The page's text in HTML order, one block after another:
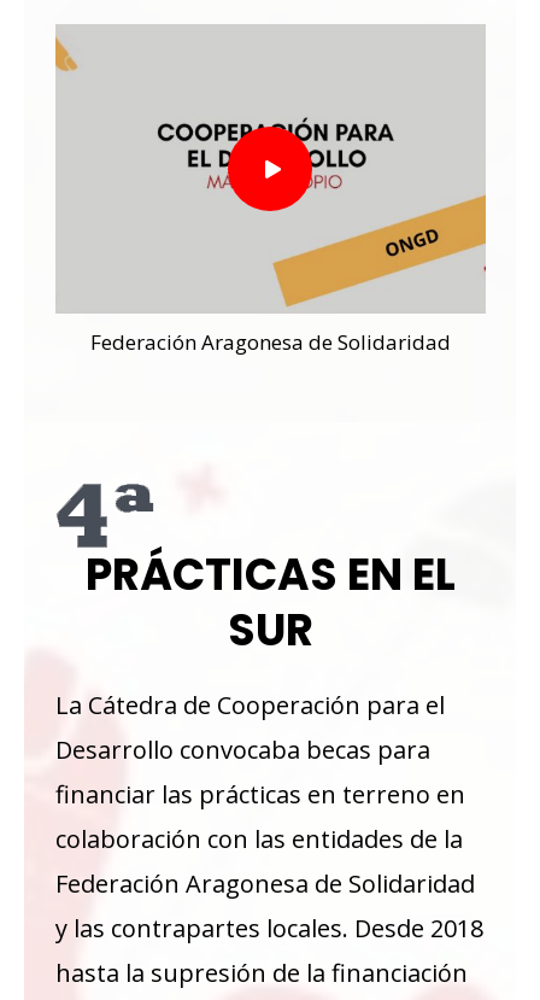
Federación Aragonesa de Solidaridad
PRÁCTICAS EN EL
SUR
La Cátedra de Cooperación para el
Desarrollo convocaba becas para
financiar las prácticas en terreno en
colaboración con las entidades de la
Federación Aragonesa de Solidaridad
y las contrapartes locales. Desde 2018
hasta la supresión de la financiación